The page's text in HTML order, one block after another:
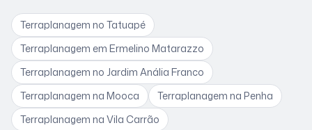
Terraplanagem no Tatuapé
Terraplanagem em Ermelino Matarazzo
Terraplanagem no Jardim Anália Franco
Terraplanagem na Mooca Terraplanagem na Penha
Terraplanagem na Vila Carrão